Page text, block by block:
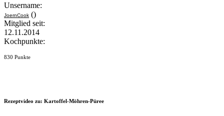
Unsername:
JoernCook ()
Mitglied seit:
12.11.2014
Kochpunkte:
830 Punkte
Rezeptvideo zu: Kartoffel-Möhren-Püree